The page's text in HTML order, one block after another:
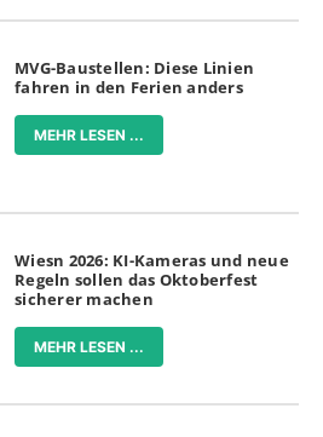
MVG-Baustellen: Diese Linien
fahren in den Ferien anders
MEHR LESEN ...
Wiesn 2026: KI-Kameras und neue
Regeln sollen das Oktoberfest
sicherer machen
MEHR LESEN ...